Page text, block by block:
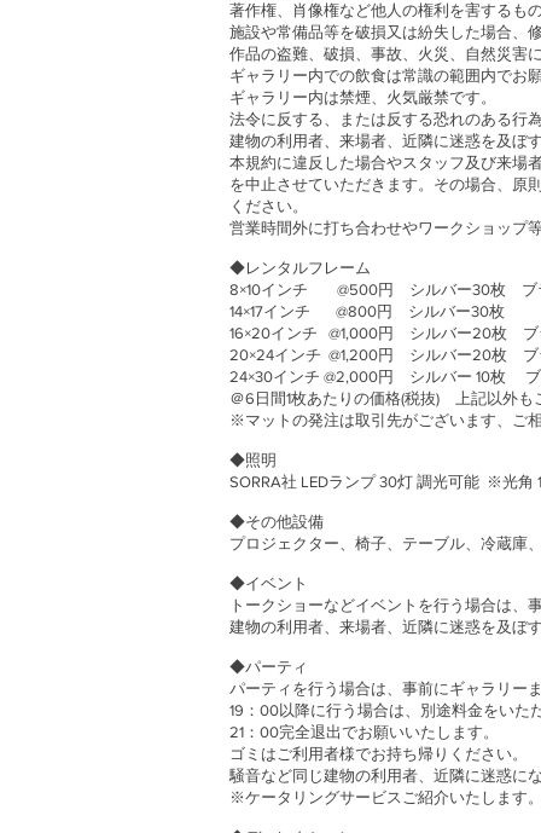
著作権、肖像権など他人の権利を害するも
施設や常備品等を破損又は紛失した場合、
作品の盗難、破損、事故、火災、自然災害
ギャラリー内での飲食は常識の範囲内でお
ギャラリー内は禁煙、火気厳禁です。
法令に反する、または反する恐れのある行
建物の利用者、来場者、近隣に迷惑を及ぼ
本規約に違反した場合やスタッフ及び来場
を中止させていただきます。その場合、原
ください。
営業時間外に打ち合わせやワークショップ
◆レンタルフレーム
8×10インチ @500円 シルバー30枚
14×17インチ @800円 シル
16×20インチ @1,000円 シルバー20枚
20×24インチ @1,200円 シル
24×30インチ @2,000円 シルバー 10枚
＠6日間1枚あたりの価格(税抜) 上記以外も
※マットの発注は取引先がございます、ご
◆照明
SORRA社 LEDランプ 30灯 調光可能 ※光角
◆その他設備
プロジェクター、椅子、テーブル、冷蔵庫
◆イベント
トークショーなどイベントを行う場合は、
建物の利用者、来場者、近隣に迷惑を及ぼ
◆パーティ
パーティを行う場合は、事前にギャラリー
19：00以降に行う場合は、別途料金をいた
21：00完全退出でお願いいたします。
ゴミはご利用者様でお持ち帰りください。
騒音など同じ建物の利用者、近隣に迷惑に
※ケータリングサービスご紹介いたします